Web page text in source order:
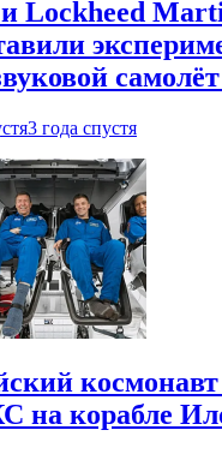
Lockheed
3 года спустя
на корабле